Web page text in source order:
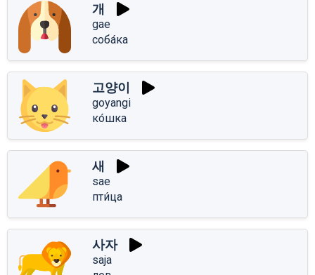
개
gae
соба́ка
고양이
goyangi
ко́шка
새
sae
пти́ца
사자
saja